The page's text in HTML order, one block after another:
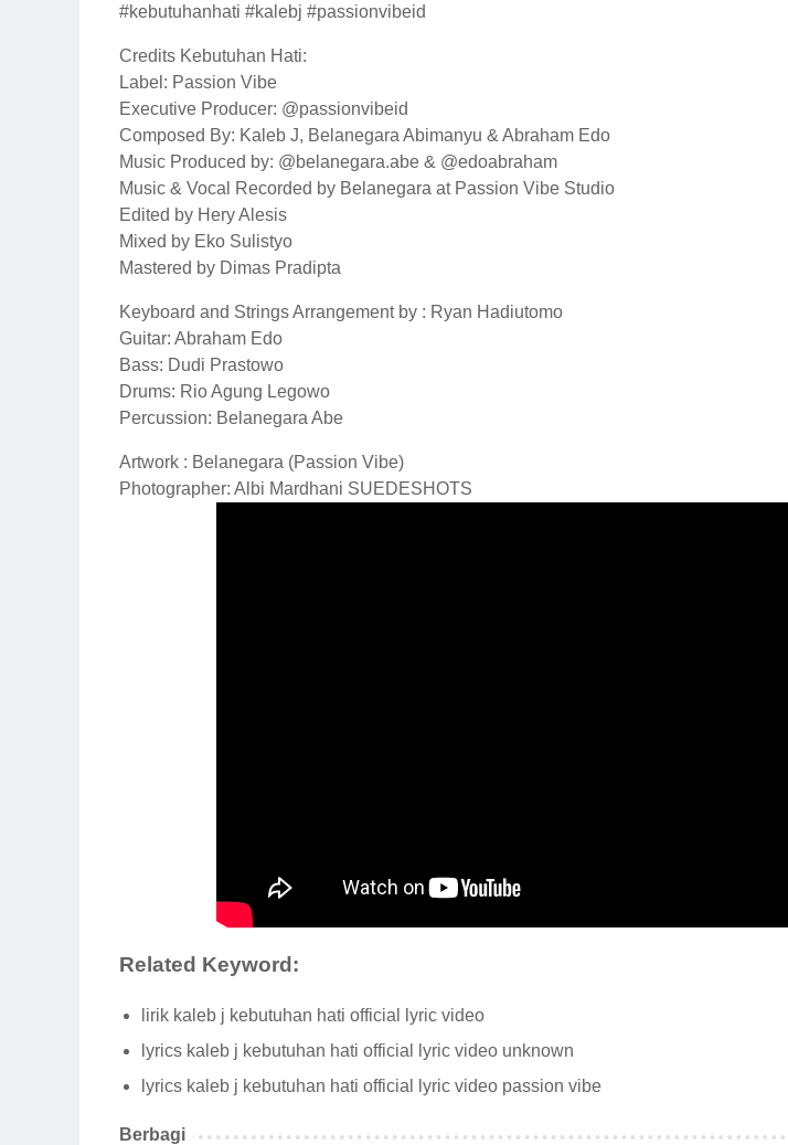
#kebutuhanhati #kalebj #passionvibeid
Credits Kebutuhan Hati:
Label: Passion Vibe
Executive Producer: @passionvibeid
Composed By: Kaleb J, Belanegara Abimanyu & Abraham Edo
Music Produced by: @belanegara.abe & @edoabraham
Music & Vocal Recorded by Belanegara at Passion Vibe Studio
Edited by Hery Alesis
Mixed by Eko Sulistyo
Mastered by Dimas Pradipta
Keyboard and Strings Arrangement by : Ryan Hadiutomo
Guitar: Abraham Edo
Bass: Dudi Prastowo
Drums: Rio Agung Legowo
Percussion: Belanegara Abe
Artwork : Belanegara (Passion Vibe)
Photographer: Albi Mardhani SUEDESHOTS
Related Keyword:
lirik kaleb j kebutuhan hati official lyric video
lyrics kaleb j kebutuhan hati official lyric video unknown
lyrics kaleb j kebutuhan hati official lyric video passion vibe
Berbagi